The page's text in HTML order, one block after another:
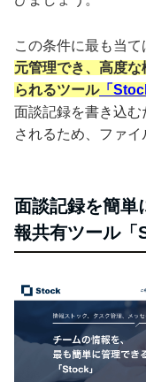
この条件に最も当て
元管理でき、高度
られるツール「
面談記録を書き込
されるため、ファイ
面談記録を簡単
報共有ツール「